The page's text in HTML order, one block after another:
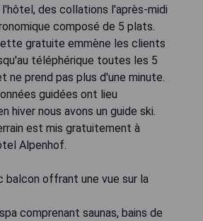
des collations l'après-midi
composé de 5 plats.
gratuite emmène les clients
téléphérique toutes les 5
ne prend pas plus d'une minute.
guidées ont lieu
hiver nous avons un guide ski.
est mis gratuitement à
Alpenhof.
balcon offrant une vue sur la
comprenant saunas, bains de